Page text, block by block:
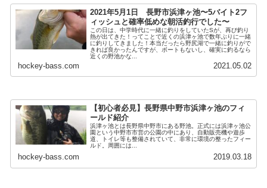
2021年5月1日 長野市浜津ヶ池〜5バイト2フ
ィッシュと確率低めな朝活釣行でした〜
この日は、中学時代に一緒に釣りをしていたSが、再び釣り
熱が出てきた！ってことで近くの浜津ヶ池で数年ぶりに一緒
に釣りしてきました！本当だったら野尻湖で一緒に釣りがで
きれば良かったんですが、ボートもないし、確実に釣るなら
近くの野池かな...
hockey-bass.com 2021.05.02
【初心者必見】長野県中野市浜津ヶ池のフィ
ールド紹介
浜津ヶ池とは長野県中野市にある野池。正式には浜津ヶ池公
園という中野市市営の公園の中にあり、自動販売機や遊歩
道、トイレ等も整備されていて、非常に環境の整ったフィー
ルド。周囲には...
hockey-bass.com 2019.03.18